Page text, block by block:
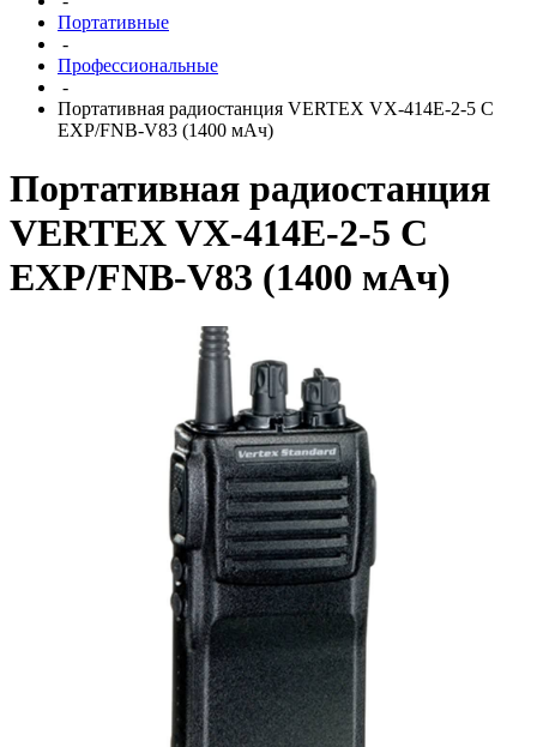
Портативные
-
Профессиональные
-
Портативная радиостанция VERTEX VX-414E-2-5 C
EXP/FNB-V83 (1400 мАч)
Портативная радиостанция
VERTEX VX-414E-2-5 C
EXP/FNB-V83 (1400 мАч)